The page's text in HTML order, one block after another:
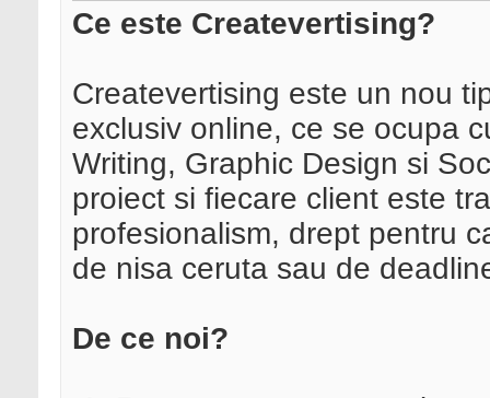
Ce este Createvertising?
Createvertising este un nou
exclusiv online, ce se ocupa
Writing, Graphic Design si
proiect si fiecare client este
profesionalism, drept pentru
de nisa ceruta sau de
De ce noi?